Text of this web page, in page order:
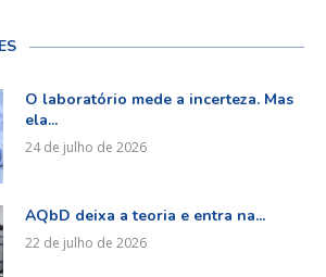
O laboratório mede a incerteza. Mas
ela...
24 de julho de 2026
AQbD deixa a teoria e entra na...
22 de julho de 2026